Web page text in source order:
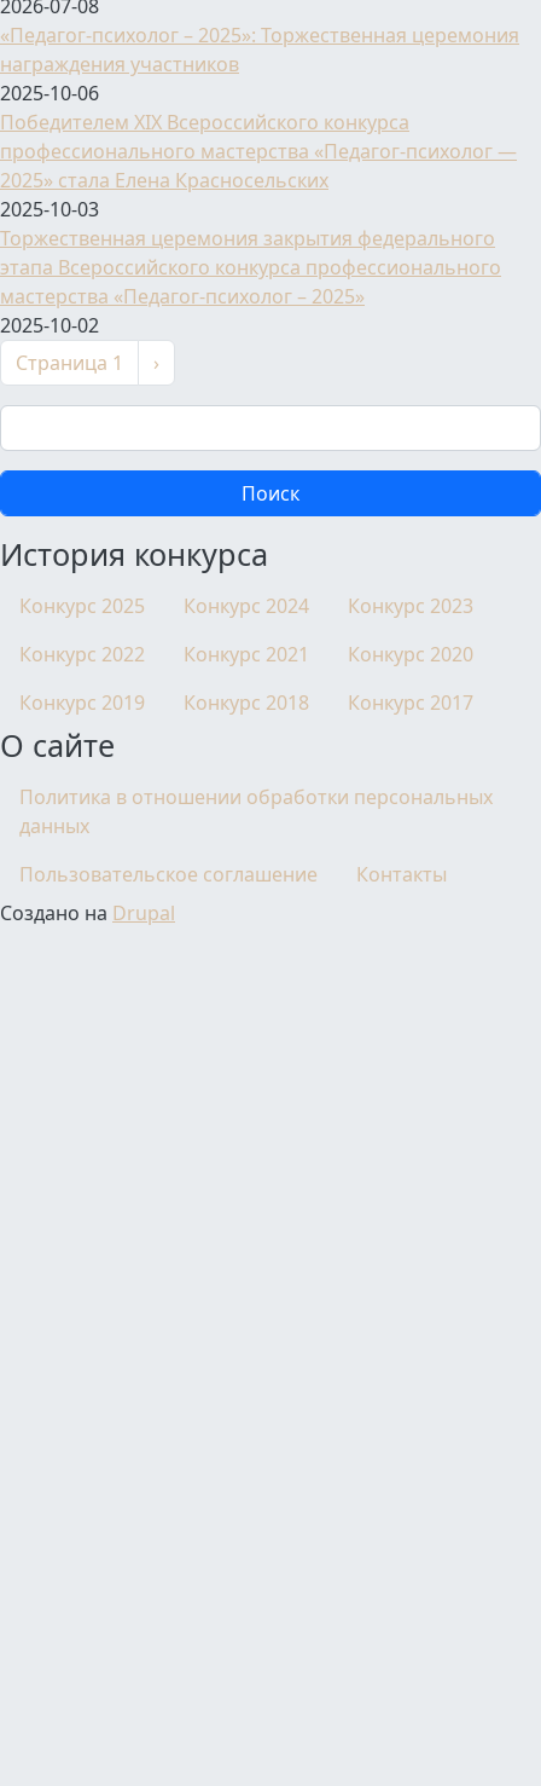
2026-07-08
«Педагог-психолог – 2025»: Торжественная церемония
награждения участников
2025-10-06
Победителем XIX Всероссийского конкурса
профессионального мастерства «Педагог-психолог —
2025» стала Елена Красносельских
2025-10-03
Торжественная церемония закрытия федерального
этапа Всероссийского конкурса профессионального
мастерства «Педагог-психолог – 2025»
2025-10-02
Нумерация страниц
Страница 1 Следующая страница
›
Поиск
История конкурса
Конкурс 2025 Конкурс 2024
Конкурс 2023
Конкурс 2022
Конкурс 2021
Конкурс 2020
Конкурс 2019
Конкурс 2018 Конкурс 2017
О сайте
Политика в отношении обработки персональных
данных
Пользовательское соглашение
Контакты
Создано на Drupal